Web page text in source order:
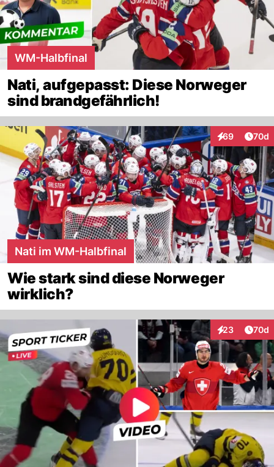
WM-Halbfinal
Nati, aufgepasst: Diese Norweger
sind brandgefährlich!
69
Interaktionen
70d
Nati im WM-Halbfinal
Wie stark sind diese Norweger
wirklich?
23
Interaktionen
70d